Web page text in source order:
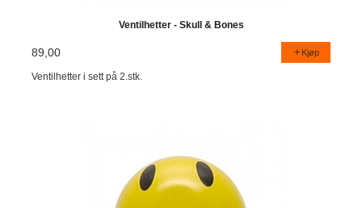
Ventilhetter - Skull & Bones
89,00 Kjøp
Ventilhetter i sett på 2.stk.